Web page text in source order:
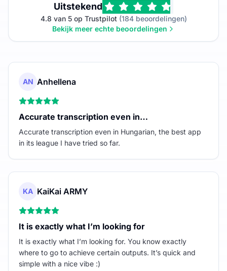
Uitstekend
4.8 van 5 op Trustpilot(184 beoordelingen)
Bekijk meer echte beoordelingen
AN Anhellena
Accurate transcription even in…
Accurate transcription even in Hungarian, the best app
in its league I have tried so far.
KA KaiKai ARMY
It is exactly what I’m looking for
It is exactly what I’m looking for. You know exactly
where to go to achieve certain outputs. It’s quick and
simple with a nice vibe :)